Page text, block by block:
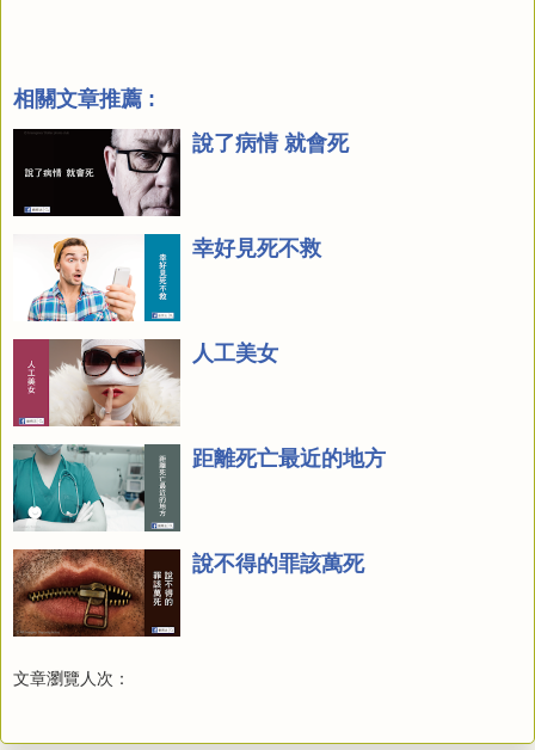
相關文章推薦 :
說了病情 就會死
幸好見死不救
人工美女
距離死亡最近的地方
說不得的罪該萬死
文章瀏覽人次：